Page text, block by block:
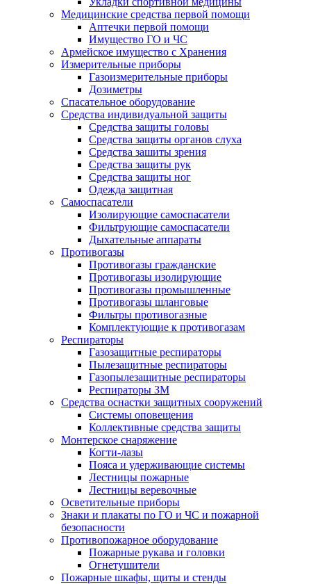
Медицинские средства первой помощи
Аптечки первой помощи
Имущество ГО и ЧС
Армейское имущество с Хранения
Измерительные приборы
Газоизмерительные приборы
Дозиметры
Спасательное оборудование
Средства индивидуальной защиты
Средства защиты головы
Средства защиты органов слуха
Средства зашиты зрения
Средства защиты рук
Средства защиты ног
Одежда защитная
Самоспасатели
Изолирующие самоспасатели
Фильтрующие самоспасатели
Дыхательные аппараты
Противогазы
Противогазы гражданские
Противогазы изолирующие
Противогазы промышленные
Противогазы шланговые
Фильтры противогазные
Комплектующие к противогазам
Респираторы
Газозащитные респираторы
Пылезащитные респираторы
Газопылезащитные респираторы
Респираторы ЗМ
Средства оснастки защитных сооружений
Системы оповещения
Коллективные средства защиты
Монтерское снаряжение
Когти-лазы
Пояса и удерживающие системы
Лестницы пожарные
Лестницы веревочные
Осветительные приборы
Знаки и плакаты по ГО и ЧС и пожарной
безопасности
Противопожарное оборудование
Пожарные рукава и головки
Огнетушители
Пожарные шкафы, щиты и стенды